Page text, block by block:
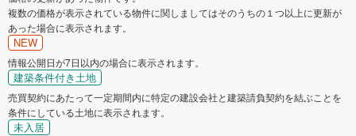
複数の価格が表示されている物件に関しましてはそのうちの１つ以上に更新が
あった場合に表示されます。
NEW
情報公開日が7日以内の場合に表示されます。
建築条件付き土地
売買契約にあたって一定期間内に特定の建設会社と建築請負契約を結ぶことを
条件にしている土地に表示されます。
未入居